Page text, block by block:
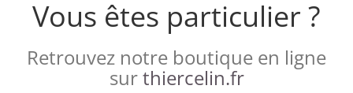
Vous êtes particulier ?
Retrouvez notre boutique en ligne
surthiercelin.fr